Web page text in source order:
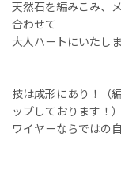
天然石を編みこみ、
合わせて
大人ハートにいたし
技は成形にあり！（
ップしております！）
ワイヤーならではの